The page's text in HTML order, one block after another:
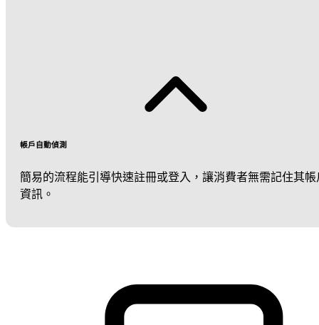
帳戶自動偵測
簡易的流程能引導快速註冊或登入，讓消費者無需記住其帳
資訊。